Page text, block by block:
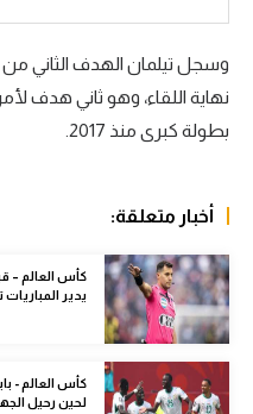
كرة يد
كرة طائرة
رياضة نسائية
آسيا
أمريكا
نهاية اللقاء، وهو ثاني هدف
بطولة كبرى منذ 2017.
أخبار متعلقة:
كأس العالم –
يدير المباريات
كأس العالم -
لحين رحيل